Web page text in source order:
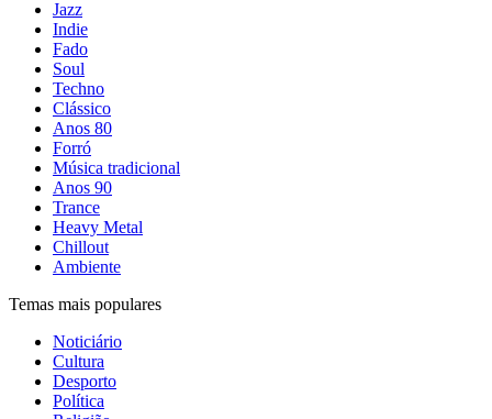
Jazz
Indie
Fado
Soul
Techno
Clássico
Anos 80
Forró
Música tradicional
Anos 90
Trance
Heavy Metal
Chillout
Ambiente
Temas mais populares
Noticiário
Cultura
Desporto
Política